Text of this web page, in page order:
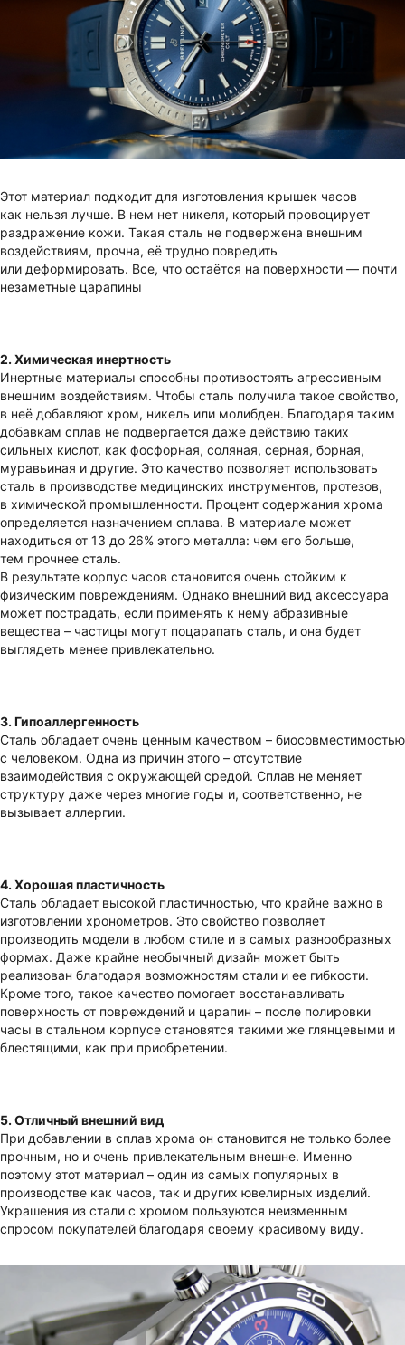
Этот материал подходит для изготовления крышек часов
как нельзя лучше. В нем нет никеля, который провоцирует
раздражение кожи. Такая сталь не подвержена внешним
воздействиям, прочна, её трудно повредить
или деформировать. Все, что остаётся на поверхности — почти
незаметные царапины
2. Химическая инертность
Инертные материалы способны противостоять агрессивным
внешним воздействиям. Чтобы сталь получила такое свойство,
в неё добавляют хром, никель или молибден. Благодаря таким
добавкам сплав не подвергается даже действию таких
сильных кислот, как фосфорная, соляная, серная, борная,
муравьиная и другие. Это качество позволяет использовать
сталь в производстве медицинских инструментов, протезов,
в химической промышленности. Процент содержания хрома
определяется назначением сплава. В материале может
находиться от 13 до 26% этого металла: чем его больше,
тем прочнее сталь.
В результате корпус часов становится очень стойким к
физическим повреждениям. Однако внешний вид аксессуара
может пострадать, если применять к нему абразивные
вещества – частицы могут поцарапать сталь, и она будет
выглядеть менее привлекательно.
3. Гипоаллергенность
Сталь обладает очень ценным качеством – биосовместимостью
с человеком. Одна из причин этого – отсутствие
взаимодействия с окружающей средой. Сплав не меняет
структуру даже через многие годы и, соответственно, не
вызывает аллергии.
4. Хорошая пластичность
Сталь обладает высокой пластичностью, что крайне важно в
изготовлении хронометров. Это свойство позволяет
производить модели в любом стиле и в самых разнообразных
формах. Даже крайне необычный дизайн может быть
реализован благодаря возможностям стали и ее гибкости.
Кроме того, такое качество помогает восстанавливать
поверхность от повреждений и царапин – после полировки
часы в стальном корпусе становятся такими же глянцевыми и
блестящими, как при приобретении.
5. Отличный внешний вид
При добавлении в сплав хрома он становится не только более
прочным, но и очень привлекательным внешне. Именно
поэтому этот материал – один из самых популярных в
производстве как часов, так и других ювелирных изделий.
Украшения из стали с хромом пользуются неизменным
спросом покупателей благодаря своему красивому виду.